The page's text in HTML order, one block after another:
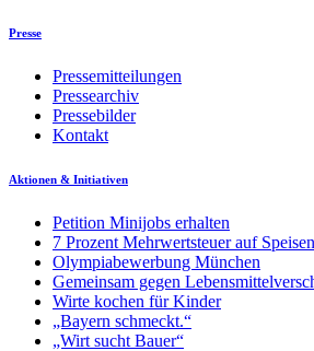
Presse
Pressemitteilungen
Pressearchiv
Pressebilder
Kontakt
Aktionen & Initiativen
Petition Minijobs erhalten
7 Prozent Mehrwertsteuer auf Speisen
Olympiabewerbung München
Gemeinsam gegen
Wirte kochen für Kinder
„Bayern schmeckt.“
„Wirt sucht Bauer“